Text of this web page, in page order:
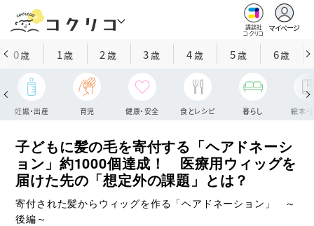
講談社
コクリコ
マイページ
0歳 1歳 2 歳 3歳 4歳 5歳 6歳
妊娠・出産 育児 健康・安全 食とレシピ 暮らし 絵本・
子どもに髪の毛を寄付する「ヘアドネーシ
ョン」約1000個達成！ 医療用ウィッグを
届けた先の「想定外の課題」とは？
寄付された髪からウィッグを作る「ヘアドネーション」 ～
後編～